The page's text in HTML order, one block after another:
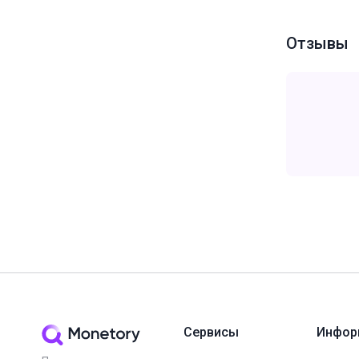
Отзывы
Сервисы